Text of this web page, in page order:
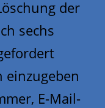
der
sechs
einzugeben
E-Mail-